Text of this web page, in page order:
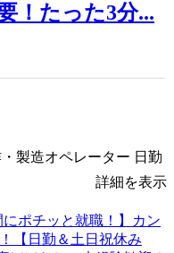
！たった3分...
製造オペレーター 日勤
詳細を表示